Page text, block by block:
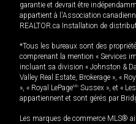
garantie et devrait être
appartient à l'Association
REALTOR.ca Installation de
*Tous les bureaux sont des
comprenant la mention « Services
incluant sa division « Johnston &
Valley Real Estate, Brokerage », «
», « Royal LePageMD Sussex », et «
appartiennent et sont gérés par
Les marques de commerce MLS®